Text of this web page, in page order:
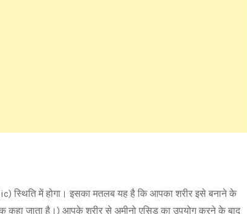
स्थिति में होगा। इसका मतलब यह है कि आपका शरीर इसे बनाने के
कहा जाता है।) आपके शरीर से अमीनो एसिड का उपयोग करने के बाद